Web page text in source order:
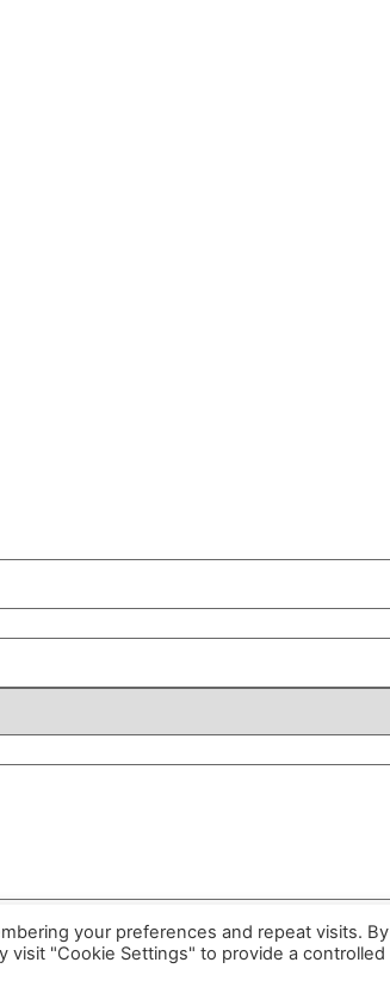
your preferences and repeat visits. By
visit "Cookie Settings" to provide a controlled